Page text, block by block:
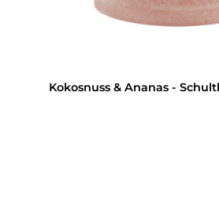
Kokosnuss & Ananas -